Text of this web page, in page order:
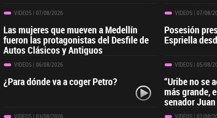
VIDEOS | 07/08/2026
Las mujeres que mueven a Medellín
fueron las protagonistas del Desfile de
Autos Clásicos y Antiguos
VIDEOS | 07/08/
Posesión
Espriella
VIDEOS | 06/08/2026
¿Para dónde va a coger Petro?
VIDEOS | 05/08/
“Uribe no se
más grande,
senador
VIDEOS | 03/08/2026 VIDEOS | 02/08/